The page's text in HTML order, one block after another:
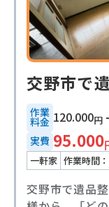
一軒家 作業時間
作業
料金 120.000円
実費 95.000
交野市で遺品